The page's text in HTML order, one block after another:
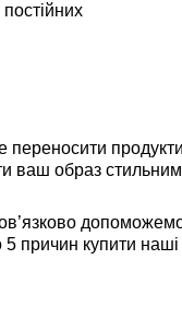
продукти,
ваш образ
5 причин купити наші